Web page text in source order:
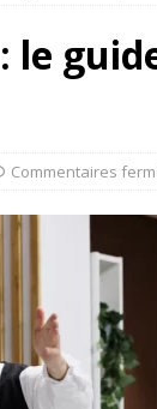
le
Commentaires